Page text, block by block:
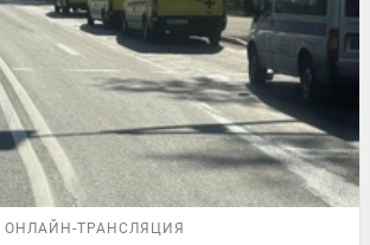
ОНЛАЙН-ТРАНСЛЯЦИЯ